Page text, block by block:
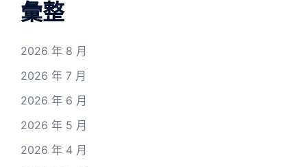
彙整
2026 年 8 月
2026 年 7 月
2026 年 6 月
2026 年 5 月
2026 年 4 月